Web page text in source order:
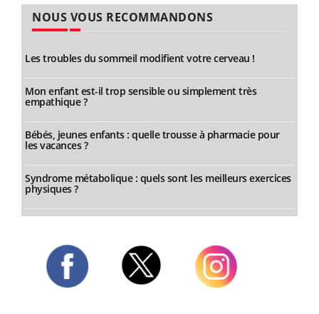
NOUS VOUS RECOMMANDONS
Les troubles du sommeil modifient votre cerveau !
Mon enfant est-il trop sensible ou simplement très
empathique ?
Bébés, jeunes enfants : quelle trousse à pharmacie pour
les vacances ?
Syndrome métabolique : quels sont les meilleurs exercices
physiques ?